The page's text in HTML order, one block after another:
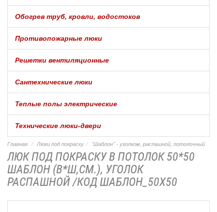
Обогрев труб, кровли, водостоков
Противопожарные люки
Решетки вентиляционные
Сантехнические люки
Теплые полы электрические
Технические люки-двери
Главная Люки под покраску "Шаблон" - уголком, распашной, потолочный
ЛЮК ПОД ПОКРАСКУ В ПОТОЛОК 50*50
ШАБЛОН (В*Ш,СМ.), УГОЛОК
РАСПАШНОЙ /КОД ШАБЛОН_50Х50